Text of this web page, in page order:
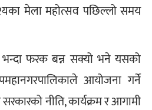
मेला महोत्सव पछिल्लो समय
भन्दा फरक बन्न सक्यो भने यसको
आयोजना गर्ने
नीति, कार्यक्रम र आगामी